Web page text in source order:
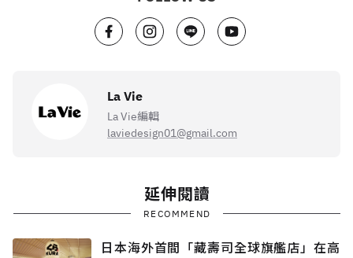
La Vie
La Vie編輯
laviedesign01@gmail.com
延伸閱讀
RECOMMEND
日本海外首間「藏壽司全球旗艦店」在高